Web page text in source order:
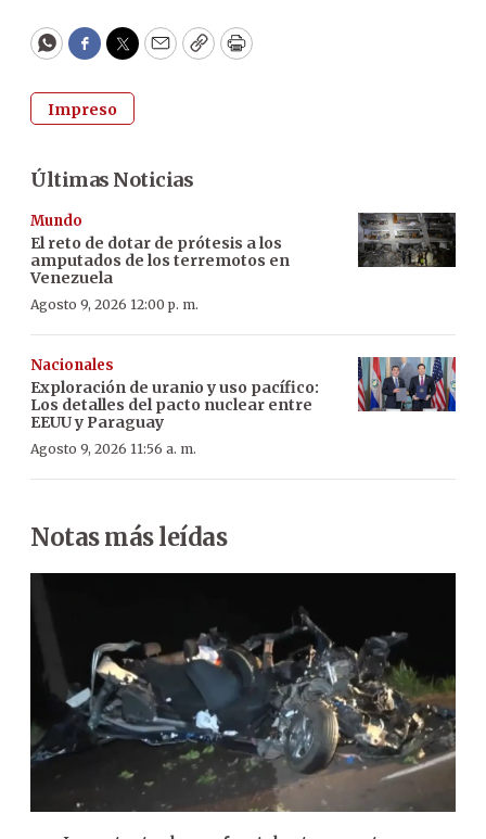
WhatsApp
Facebook
Twitter
EmailCopyPrint
Impreso
Últimas Noticias
Mundo
El reto de dotar de prótesis a los
amputados de los terremotos en
Venezuela
Agosto 9, 2026 12:00 p. m.
Nacionales
Exploración de uranio y uso pacífico:
Los detalles del pacto nuclear entre
EEUU y Paraguay
Agosto 9, 2026 11:56 a. m.
Notas más leídas